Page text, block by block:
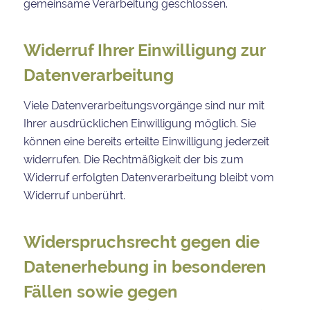
gemeinsame Verarbeitung geschlossen.
Widerruf Ihrer Einwilligung zur
Datenverarbeitung
Viele Datenverarbeitungsvorgänge sind nur mit
Ihrer ausdrücklichen Einwilligung möglich. Sie
können eine bereits erteilte Einwilligung jederzeit
widerrufen. Die Rechtmäßigkeit der bis zum
Widerruf erfolgten Datenverarbeitung bleibt vom
Widerruf unberührt.
Widerspruchsrecht gegen die
Datenerhebung in besonderen
Fällen sowie gegen